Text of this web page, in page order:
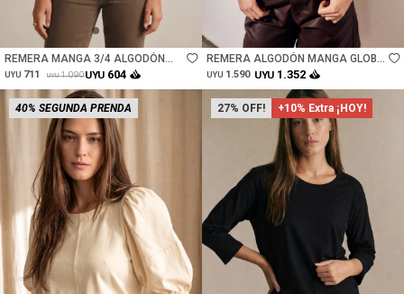
Talle
REMERA MANGA 3/4 ALGODÓN
ELASTANO - NACAR
UYU 711 UYU 1.090UYU 604
Talle
REMERA ALGODÓN MANGA GLOBO
- KHAKI
UYU 1.590 UYU 1.352
40% SEGUNDA PRENDA 27 +10% Extra ¡HOY!